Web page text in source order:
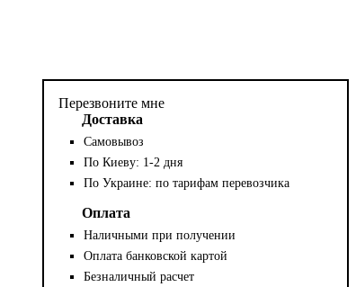
Перезвоните мне
Доставка
Самовывоз
По Киеву: 1-2 дня
По Украине: по тарифам перевозчика
Оплата
Наличными при получении
Оплата банковской картой
Безналичный расчет